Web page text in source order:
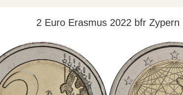
2 Euro Erasmus 2022 bfr Zypern